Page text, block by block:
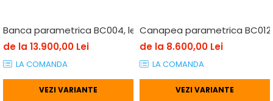
Banca parametrica BC004, lemn
de la 13.900,00 Lei
LA COMANDA
VEZI VARIANTE
Canapea parametrica
de la 8.600,00 Lei
LA COMANDA
VEZI VARIANTE